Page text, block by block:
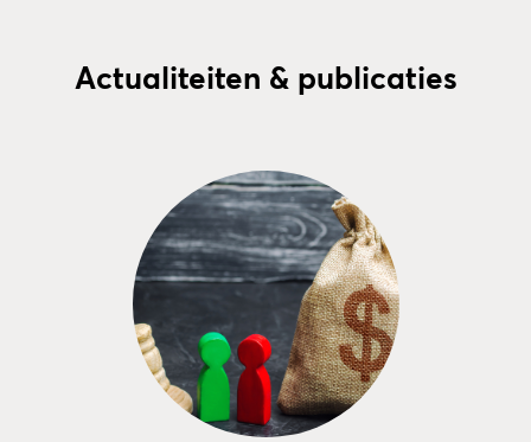
Actualiteiten & publicaties